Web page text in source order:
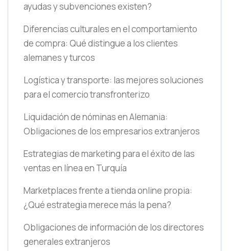
ayudas y subvenciones existen?
Diferencias culturales en el comportamiento
de compra: Qué distingue a los clientes
alemanes y turcos
Logística y transporte: las mejores soluciones
para el comercio transfronterizo
Liquidación de nóminas en Alemania:
Obligaciones de los empresarios extranjeros
Estrategias de marketing para el éxito de las
ventas en línea en Turquía
Marketplaces frente a tienda online propia:
¿Qué estrategia merece más la pena?
Obligaciones de información de los directores
generales extranjeros